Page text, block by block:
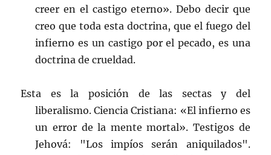
creer en el castigo eterno». Debo decir que
creo que toda esta doctrina, que el fuego del
infierno es un castigo por el pecado, es una
doctrina de crueldad.
Esta es la posición de las sectas y del
liberalismo. Ciencia Cristiana: «El infierno es
un error de la mente mortal». Testigos de
Jehová: "Los impíos serán aniquilados".